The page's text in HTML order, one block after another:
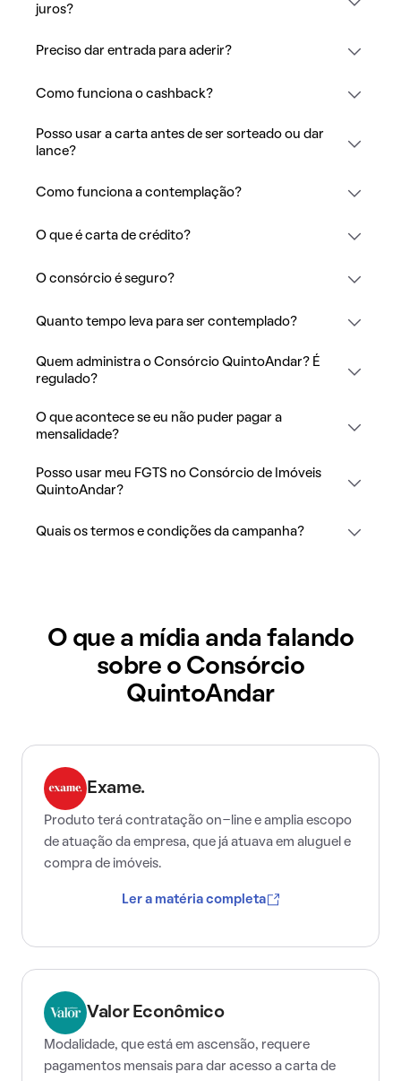
juros?
Preciso dar entrada para aderir?
Como funciona o cashback?
Posso usar a carta antes de ser sorteado ou dar
lance?
Como funciona a contemplação?
O que é carta de crédito?
O consórcio é seguro?
Quanto tempo leva para ser contemplado?
Quem administra o Consórcio QuintoAndar? É
regulado?
O que acontece se eu não puder pagar a
mensalidade?
Posso usar meu FGTS no Consórcio de Imóveis
QuintoAndar?
Quais os termos e condições da campanha?
O que a mídia anda falando
sobre o Consórcio
QuintoAndar
Exame.
Produto terá contratação on-line e amplia escopo
de atuação da empresa, que já atuava em aluguel e
compra de imóveis.
Ler a matéria completa
Valor Econômico
Modalidade, que está em ascensão, requere
pagamentos mensais para dar acesso a carta de